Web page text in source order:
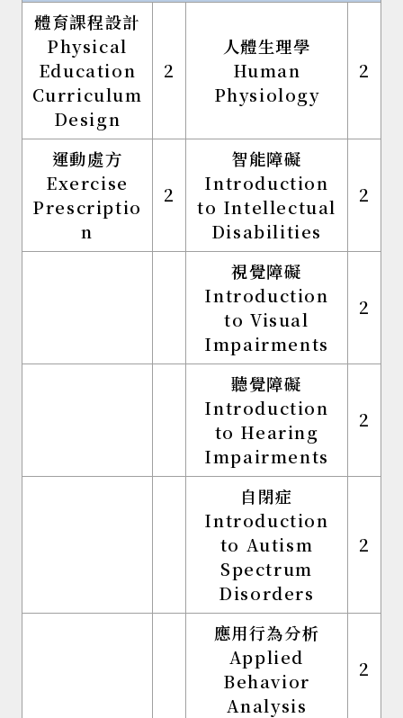
體育課程設計
Physical
Education
Curriculum
Design
2
人體生理學
Human
Physiology
2
運動處方
Exercise
Prescriptio
n
2
智能障礙
Introduction
to Intellectual
Disabilities
2
視覺障礙
Introduction
to Visual
Impairments
2
聽覺障礙
Introduction
to Hearing
Impairments
2
自閉症
Introduction
to Autism
Spectrum
Disorders
2
應用行為分析
Applied
Behavior
Analysis
2